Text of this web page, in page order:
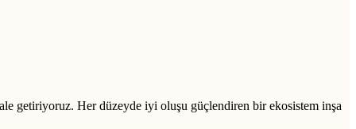
getiriyoruz. Her düzeyde iyi oluşu güçlendiren bir ekosistem inşa